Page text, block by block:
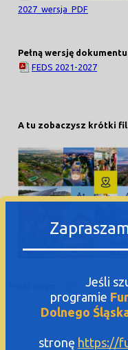
2027_wersja_PDF
Pełną wersję
FEDS 2021-2027
A tu zobaczysz krótki
Jeśli
programie
Dolnego
stronę https://